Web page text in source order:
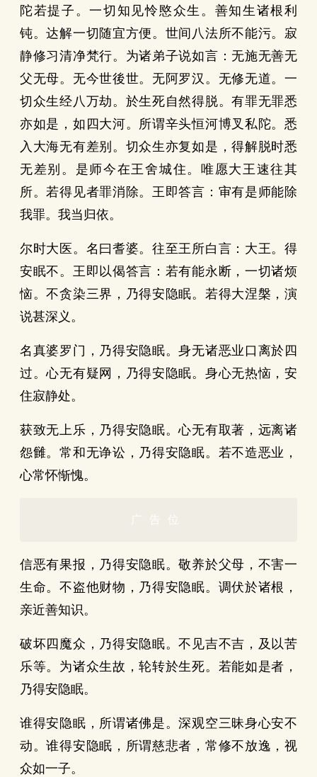
陀若提子。一切知见怜愍众生。善知生诸根利
钝。达解一切随宜方便。世间八法所不能污。寂
静修习清净梵行。为诸弟子说如言：无施无善无
父无母。无今世後世。无阿罗汉。无修无道。一
切众生经八万劫。於生死自然得脱。有罪无罪悉
亦如是，如四大河。所谓辛头恒河博叉私陀。悉
入大海无有差别。切众生亦复如是，得解脱时悉
无差别。是师今在王舍城住。唯愿大王速往其
所。若得见者罪消除。王即答言：审有是师能除
我罪。我当归依。
尔时大医。名曰耆婆。往至王所白言：大王。得
安眠不。王即以偈答言：若有能永断，一切诸烦
恼。不贪染三界，乃得安隐眠。若得大涅槃，演
说甚深义。
名真婆罗门，乃得安隐眠。身无诸恶业口离於四
过。心无有疑网，乃得安隐眠。身心无热恼，安
住寂静处。
获致无上乐，乃得安隐眠。心无有取著，远离诸
怨雠。常和无诤讼，乃得安隐眠。若不造恶业，
心常怀惭愧。
广告位
信恶有果报，乃得安隐眠。敬养於父母，不害一
生命。不盗他财物，乃得安隐眠。调伏於诸根，
亲近善知识。
破坏四魔众，乃得安隐眠。不见吉不吉，及以苦
乐等。为诸众生故，轮转於生死。若能如是者，
乃得安隐眠。
谁得安隐眠，所谓诸佛是。深观空三昧身心安不
动。谁得安隐眠，所谓慈悲者，常修不放逸，视
众如一子。